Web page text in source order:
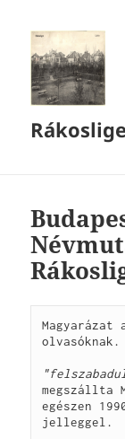
olvasóknak.
megszállta
egészen
jelleggel.